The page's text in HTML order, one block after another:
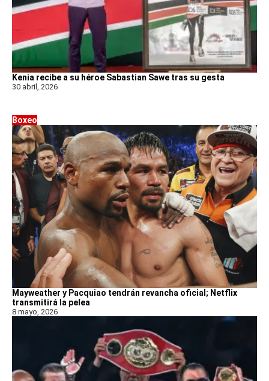
Kenia recibe a su héroe Sabastian Sawe tras su gesta
30 abril, 2026
Boxeo
Mayweather y Pacquiao tendrán revancha oficial; Netflix
transmitirá la pelea
8 mayo, 2026